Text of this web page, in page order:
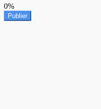
0%
Publier